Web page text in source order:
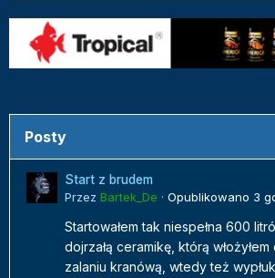
Posty
Start z brudem
Przez Bartek_De · Opublikowano 3
Startowałem tak niespełna 600
dojrzałą ceramikę, którą
zalaniu kranówą, wtedy też